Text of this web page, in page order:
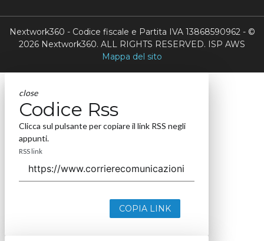
Nextwork360 - Codice fiscale e Partita IVA 13868590962 - ©
2026 Nextwork360. ALL RIGHTS RESERVED. ISP AWS
Mappa del sito
close
Codice Rss
Clicca sul pulsante per copiare il link RSS negli
appunti.
RSS link
COPIA LINK